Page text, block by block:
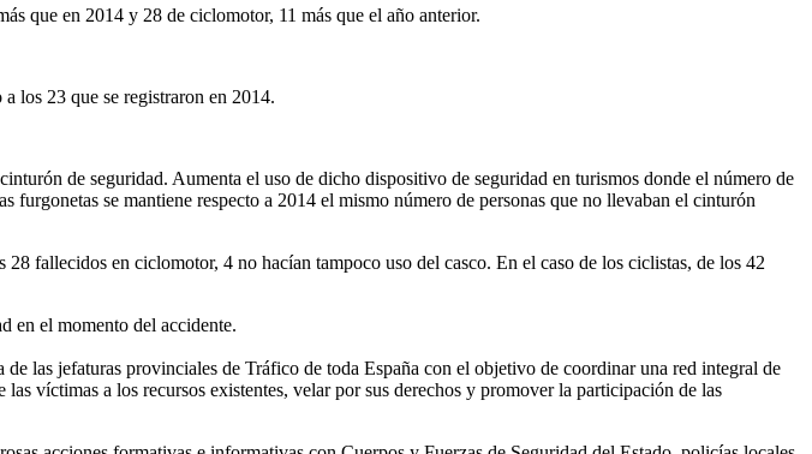
que en 2014 y 28 de ciclomotor, 11 más que el año anterior.
los 23 que se registraron en 2014.
de seguridad. Aumenta el uso de dicho dispositivo de seguridad en turismos donde el número de
se mantiene respecto a 2014 el mismo número de personas que no llevaban el cinturón
fallecidos en ciclomotor, 4 no hacían tampoco uso del casco. En el caso de los ciclistas, de los 42
en el momento del accidente.
las jefaturas provinciales de Tráfico de toda España con el objetivo de coordinar una red integral de
víctimas a los recursos existentes, velar por sus derechos y promover la participación de las